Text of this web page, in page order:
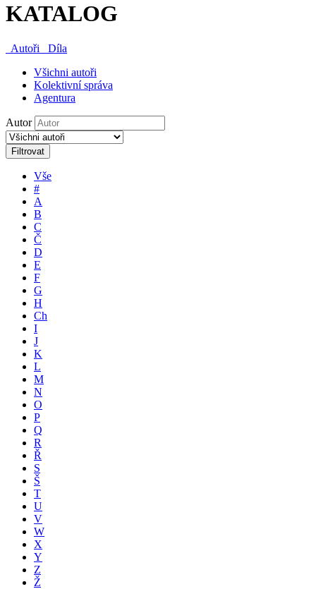
KATALOG
Autoři
Díla
Všichni autoři
Kolektivní správa
Agentura
Autor
Filtrovat
Vše
#
A
B
C
Č
D
E
F
G
H
Ch
I
J
K
L
M
N
O
P
Q
R
Ř
S
Š
T
U
V
W
X
Y
Z
Ž